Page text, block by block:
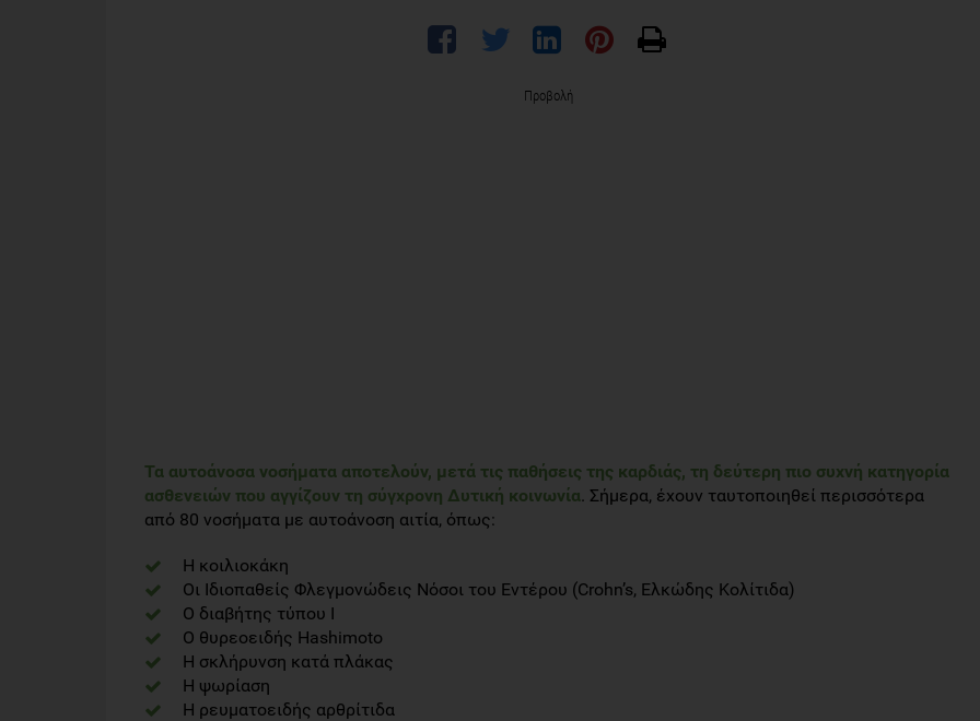
Προβολή
Τα αυτοάνοσα νοσήματα αποτελούν, μετά τις παθήσεις της καρδιάς, τη δεύτερη πιο συχνή κατηγορία
ασθενειών που αγγίζουν τη σύγχρονη Δυτική κοινωνία. Σήμερα, έχουν ταυτοποιηθεί περισσότερα
από 80 νοσήματα με αυτοάνοση αιτία, όπως:
Η κοιλιοκάκη
Οι Ιδιοπαθείς Φλεγμονώδεις Νόσοι του Εντέρου (Crohn’s, Ελκώδης Κολίτιδα)
Ο διαβήτης τύπου Ι
Ο θυρεοειδής Hashimoto
Η σκλήρυνση κατά πλάκας
Η ψωρίαση
Η ρευματοειδής αρθρίτιδα